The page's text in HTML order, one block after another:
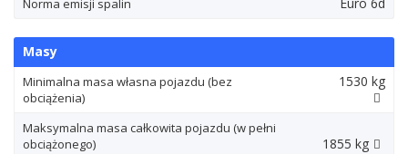
Norma emisji spalin
Masy
Minimalna masa własna pojazdu (bez
obciążenia)
1530 kg
Maksymalna masa całkowita pojazdu (w pełni
obciążonego)
1855 kg